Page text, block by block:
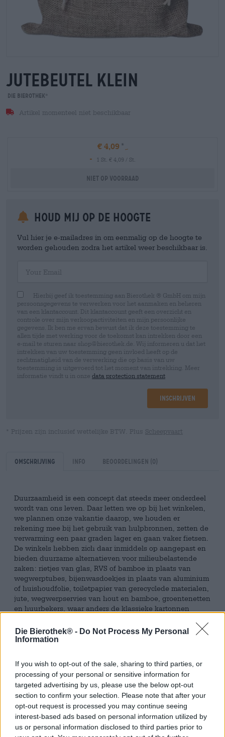
Die Bierothek® - Do Not Process My Personal
Information
If you wish to opt-out of the sale, sharing to third parties, or
processing of your personal or sensitive information for
targeted advertising by us, please use the below opt-out
section to confirm your selection. Please note that after your
opt-out request is processed you may continue seeing
interest-based ads based on personal information utilized by
us or personal information disclosed to third parties prior to
jutebeutel klein
Die Bierothek
Artikel momenteel niet beschikbaar
€ 4,09
-
1 St. € 4,09 / St.
Niet op voorraad
Houd mij op de hoogte
Vul hier je e-mailadres in om eenmalig op de hoogte te
worden gehouden zodra het artikel weer beschikbaar is.
Hierbij geef ik toestemming aan Bierothek ® GmbH om mijn
persoonsgegevens te verwerken voor het aanmaken en beheren
van een klantaccount. Dit klantaccount geeft een overzicht en
controle over mijn verkoopactiviteiten en mijn persoonlijke
gegevens. Ik ben me ervan bewust dat ik deze toestemming te
allen tijde met werking voor de toekomst kan intrekken door een
e-mail te sturen naar shop@bierothek.de. Wij informeren u dat het
intrekken van uw toestemming geen invloed heeft op de
rechtmatigheid van de verwerking die op basis van uw
toestemming is uitgevoerd tot het moment van intrekking. Meer
informatie vindt u in onze data protection statement
Inschrijven
* Prijzen zijn inclusief wettelijke BTW. Plus Scheepvaart
Omschrijving Info Beoordelingen (0)
Duurzaamheid is een concept dat steeds meer onderdeel
wordt van ons leven. Daar letten we op bij het winkelen,
we plannen onze vakantie daarop, we houden er
rekening mee bij het gebruik van hulpbronnen, zetten de
verwarming een paar graden lager en gaan vaker fietsen.
De winkels hebben zich daar inmiddels op aangepast en
bieden duurzame alternatieven voor milieubelastende
zaken: rietjes van glas, RVS of bamboe in plaats van
wegwerptubes, bijenwasdoekjes in plaats van aluminium
of huishoudfolie, toiletpapier van gerecyclede materialen,
jute, wegwerpservies van hout en bamboe, groentenetten
en huurbekers, waar anders de klassieke kartonnen
Met Kerstmis, verjaardagen of andere feestdagen rijst de
het speciaal aangeschafte inpakpapier, maar dat ziet er
niet bepaald feestelijk uit. In plaats daarvan raden wij
onze praktische jutetas in een eenvoudig ontwerp aan.
De tas heeft een handig formaat van 30 bij 20 centimeter
en is voorzien van een trekkoord. Het zachte materiaal is
flatterend voor de handen en zorgt ervoor dat je het
uitpakt zonder het risico te lopen op vervelende